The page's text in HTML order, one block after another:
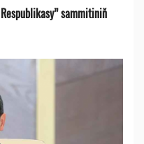
sammitiniň